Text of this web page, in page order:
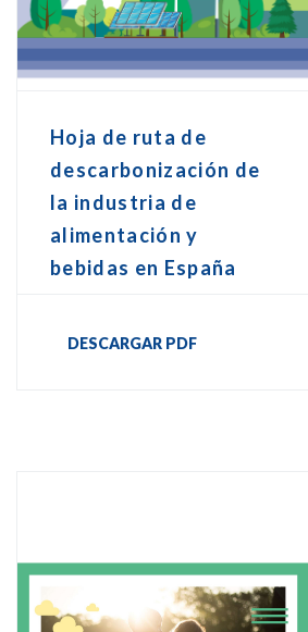
Hoja de ruta de
descarbonización de
la industria de
alimentación y
bebidas en España
DESCARGAR PDF